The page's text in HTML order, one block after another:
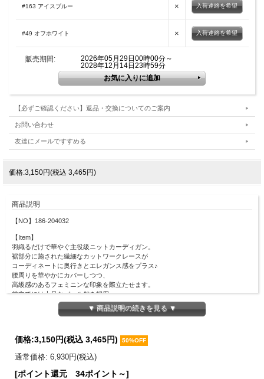
#163 アイスブルー × 入荷連絡を希望
#49 オフホワイト × 入荷連絡を希望
販売期間:
2026年05月29日00時00分～
2028年12月14日23時59分
【必ずご確認ください】返品・交換についてのご案内
お問い合わせ
友達にメールですすめる
価格:3,150円(税込 3,465円)
商品説明
【NO】186-204032
【Item】
羽織るだけで華やぐ主役級ニットカーディガン。
裾部分に施された繊細なカットワークレースが
コーディネートに奥行きとエレガンス感をプラス♪
腰周りを華やかにカバーしつつ、
高級感のあるフェミニンな印象を際立たせます。
前立てには上品なパール釦を採用。
そのままサッと羽織るのはもちろん、
釦を全て閉じてプルオーバー風に着こなすのもオススメ。
身頃：アクリル100％
総丈：46cm
▼ 商品説明の続きを見る ▼
価格:3,150円(税込 3,465円) 50%OFF
通常価格: 6,930円(税込)
[ポイント還元 34ポイント～]